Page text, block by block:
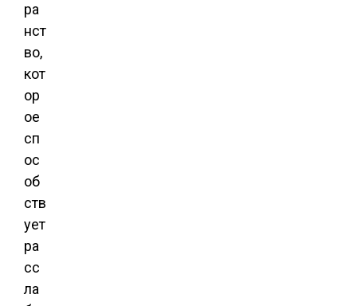
ра
нст
во,
кот
ор
ое
сп
ос
об
ств
ует
ра
сс
ла